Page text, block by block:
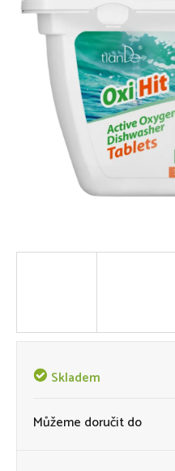
Skladem
Můžeme doručit do